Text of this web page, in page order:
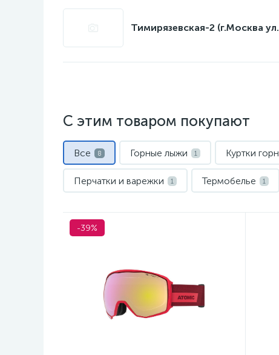
Тимирязевская-2 (г.Москва
С этим товаром покупают
Все 8 Горные лыжи 1 Куртки
Перчатки и варежки 1 Термобелье 1
-39%